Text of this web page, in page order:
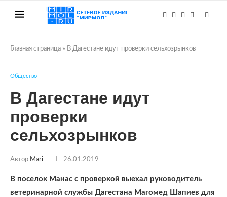
Главная страница » В Дагестане идут проверки сельхозрынков
Общество
В Дагестане идут
проверки
сельхозрынков
Автор Mari 26.01.2019
В поселок Манас с проверкой выехал руководитель
ветеринарной службы Дагестана Магомед Шапиев для